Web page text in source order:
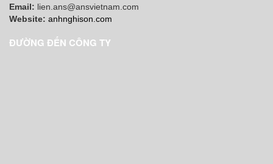
Email: lien.ans@ansvietnam.com
Website: anhnghison.com
ĐƯỜNG ĐẾN CÔNG TY